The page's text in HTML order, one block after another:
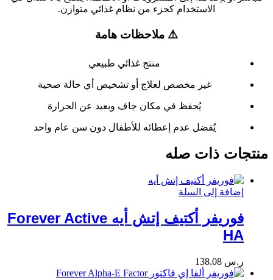
الاستخدام كجزء من نظام غذائي متوازن.
⚠️ ملاحظات هامة
منتج غذائي طبيعي
غير مخصص لعلاج أو تشخيص أي حالة صحية
يُحفظ في مكان جاف وبعيد عن الحرارة
يُفضل عدم إعطائه للأطفال دون سن عام واحد
منتجات ذات صله
إضافة إلى السلة
فوريفر أكتيف إتش أيه Forever Active
HA
ر.س